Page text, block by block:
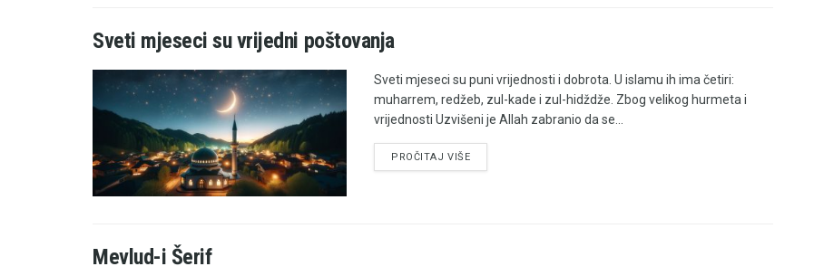
Sveti mjeseci su vrijedni poštovanja
Sveti mjeseci su puni vrijednosti i dobrota. U islamu ih ima četiri:
muharrem, redžeb, zul-kade i zul-hidždže. Zbog velikog hurmeta i
vrijednosti Uzvišeni je Allah zabranio da se...
PROČITAJ VIŠE
Mevlud-i Šerif